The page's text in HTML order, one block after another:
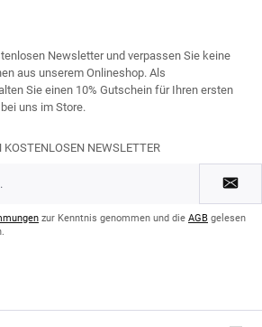
Newsletter und verpassen Sie keine
aus unserem Onlineshop. Als
Sie einen 10% Gutschein für Ihren ersten
uns im Store.
KOSTENLOSEN NEWSLETTER
zur Kenntnis genommen und die AGB gelesen